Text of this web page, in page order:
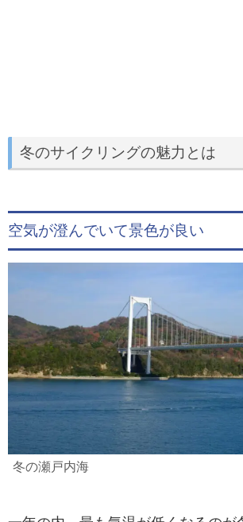
冬のサイクリングの魅力とは
空気が澄んでいて景色が良い
冬の瀬戸内海